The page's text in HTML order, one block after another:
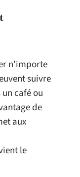
n’importe
suivre
café ou
de
aux
le